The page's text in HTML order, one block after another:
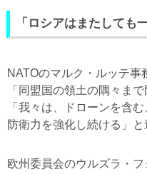
「ロシアはまたしても
NATOのマルク・ルッテ事
「同盟国の領土の隅々ま
「我々は、ドローンを含
防衛力を強化し続ける」と
欧州委員会のウルズラ・